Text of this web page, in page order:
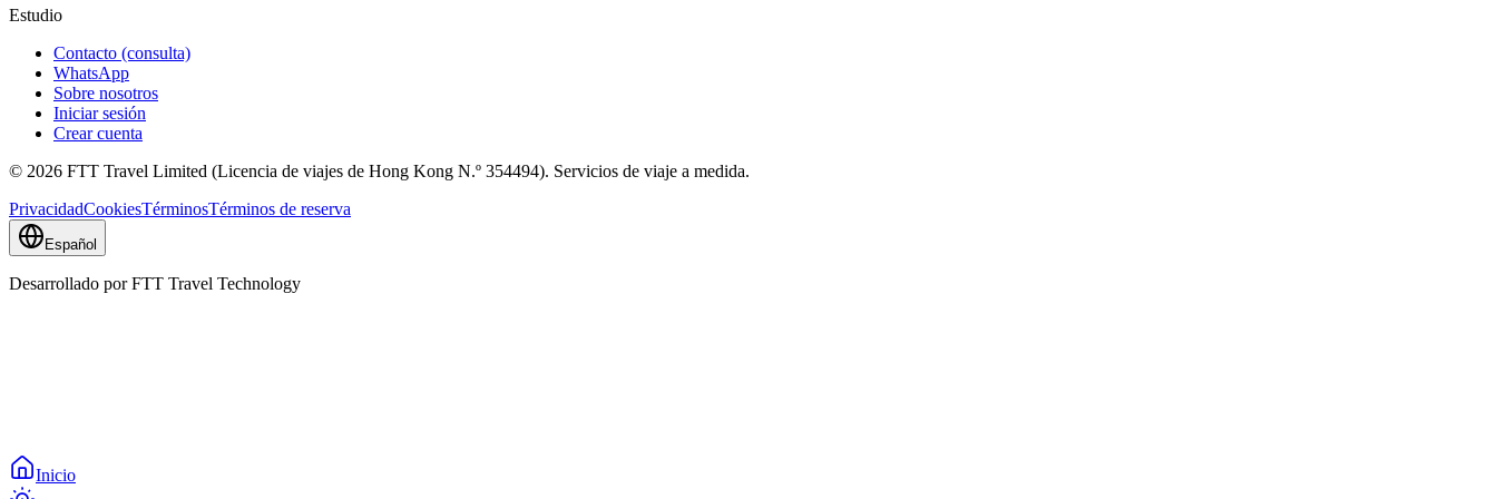
Estudio
Contacto (consulta)
WhatsApp
Sobre nosotros
Iniciar sesión
Crear cuenta
© 2026 FTT Travel Limited (Licencia de viajes de Hong Kong N.º 354494). Servicios de viaje a medida.
PrivacidadCookiesTérminosTérminos de reserva
Español
Desarrollado por FTT Travel Technology
Inicio